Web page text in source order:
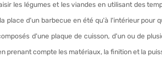
les légumes et les viandes en utilisant des
place d'un barbecue en été qu'à l'intérieur pour
d'une plaque de cuisson, d'un ou de
prenant compte les matériaux, la finition et la